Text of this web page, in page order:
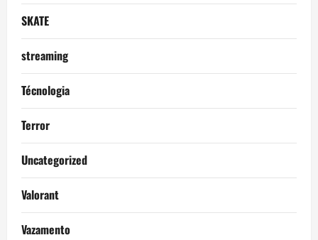
SKATE
streaming
Técnologia
Terror
Uncategorized
Valorant
Vazamento